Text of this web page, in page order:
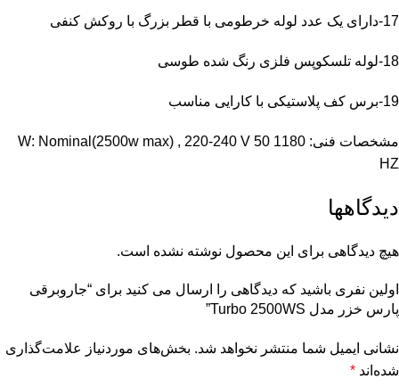
17-دارای یک عدد لوله خرطومی با قطر بزرگ با روکش کنفی
18-لوله تلسکوپس فلزی رنگ شده طوسی
19-برس کف پلاستیکی با کارایی مناسب
مشخصات فنی: 1180 W: Nominal(2500w max) , 220-240 V 50
HZ
دیدگاهها
هیچ دیدگاهی برای این محصول نوشته نشده است.
اولین نفری باشید که دیدگاهی را ارسال می کنید برای “جاروبرقی
پارس خزر مدل Turbo 2500WS”
نشانی ایمیل شما منتشر نخواهد شد. بخش‌های موردنیاز علامت‌گذاری
شده‌اند *